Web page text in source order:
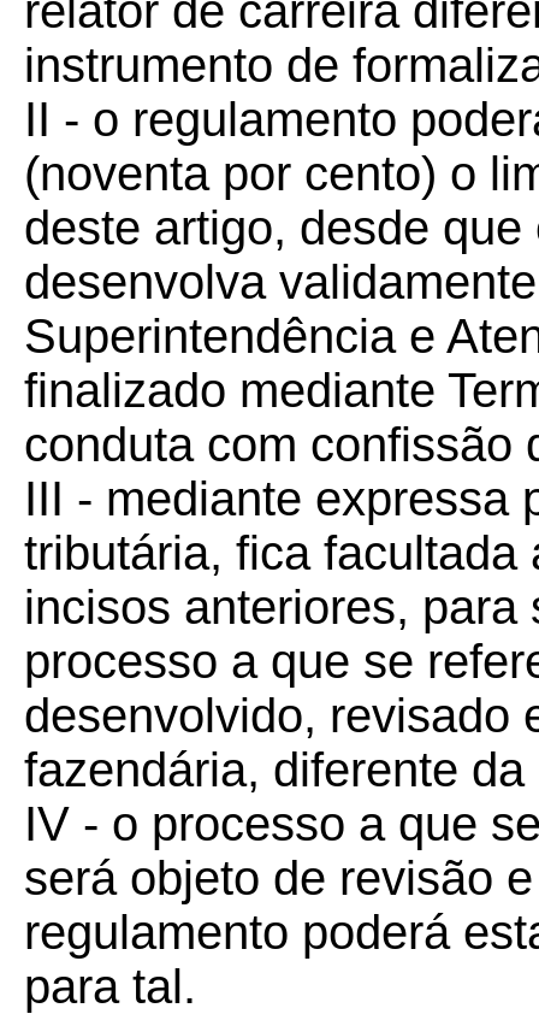
relator de carreira
instrumento de
II - o regulamento
(noventa por cento) o
deste artigo, desde
desenvolva
Superintendência e
finalizado mediante
conduta com confissão
III - mediante expressa
tributária, fica
incisos anteriores,
processo a que se
desenvolvido, revisado
fazendária, diferente
IV - o processo a que
será objeto de revisão
regulamento poderá
para tal.